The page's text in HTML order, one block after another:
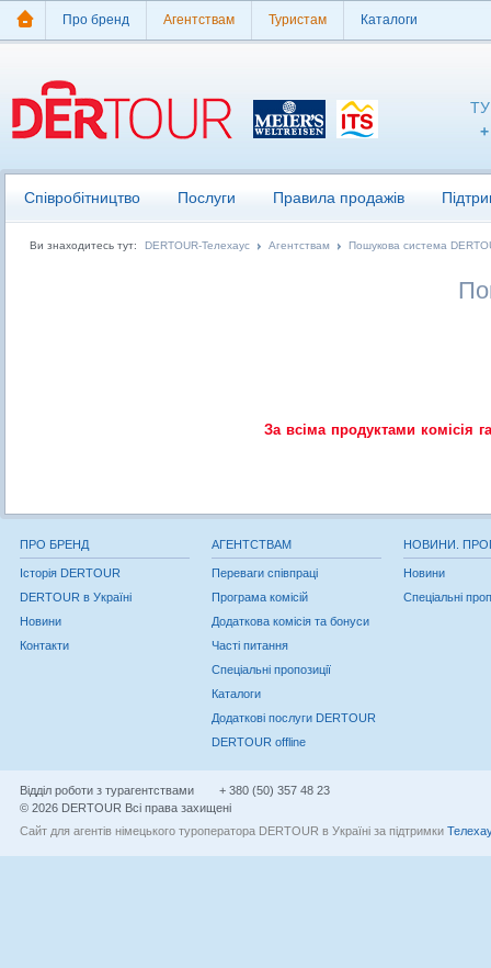
Про бренд Агентствам Туристам Каталоги
Співробітництво Послуги Правила продажів
Ви знаходитесь тут: DERTOUR-Телехаус Агентствам Пошукова система
За всіма продуктами комісія
ПРО БРЕНД
Історія DERTOUR
DERTOUR в Україні
Новини
Контакти
АГЕНТСТВАМ
Переваги співпраці
Програма комісій
Додаткова комісія та бонуси
Часті питання
Спеціальні пропозиції
Каталоги
Додаткові послуги DERTOUR
DERTOUR offline
НОВИНИ.
Новини
Спеціальні
Відділ роботи з турагентствами
+ 380 (50) 357 48 23
© 2026 DERTOUR Всі права захищені
Сайт для агентів німецького туроператора DERTOUR в Україні за підтримки